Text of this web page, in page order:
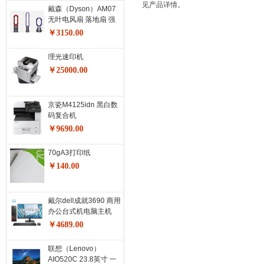
戴森（Dyson）AM07
无叶电风扇 落地扇 强
劲稳定气流 进口无叶风
￥3150.00
理光速印机
￥25000.00
京瓷M4125idn 黑白数
码复合机
￥9690.00
70gA3打印纸
￥140.00
戴尔dell成就3690 商用
办公台式机电脑主机
(11代i5-11400 16G
务)+23.8英寸电脑显示
器
￥4689.00
联想（Lenovo）
AIO520C 23.8英寸 一
见产品详情。